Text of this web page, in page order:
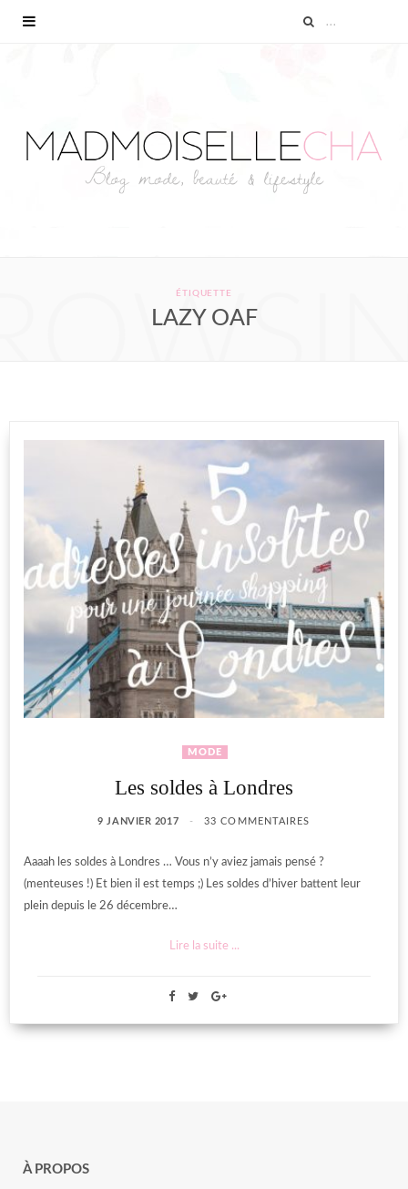
ÉTIQUETTE
LAZY OAF
MODE
Les soldes à Londres
9 JANVIER 2017 33 COMMENTAIRES
Aaaah les soldes à Londres … Vous n’y aviez jamais pensé ?
(menteuses !) Et bien il est temps ;) Les soldes d’hiver battent leur
plein depuis le 26 décembre…
Lire la suite ...
À PROPOS